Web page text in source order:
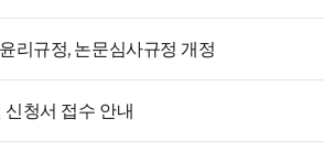
리규정, 논문심사규정 개정
청서 접수 안내